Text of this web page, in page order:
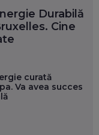
Durabilă
Cine
curată
Va avea succes